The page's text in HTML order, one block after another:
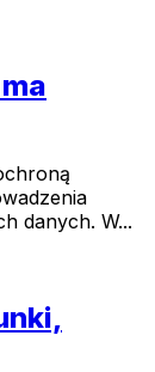
danych. W...